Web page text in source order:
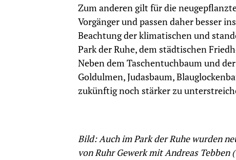
Zum anderen gilt für die
Vorgänger und passen daher besser
Beachtung der klimatischen und
Park der Ruhe, dem städtischen
Neben dem Taschentuchbaum und
Goldulmen, Judasbaum,
zukünftig noch stärker zu
Bild: Auch im Park der Ruhe wurden
von Ruhr Gewerk mit Andreas